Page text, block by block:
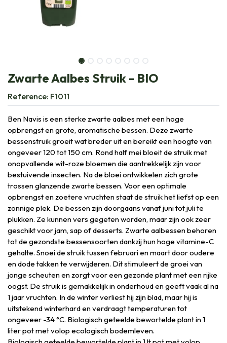
Zwarte Aalbes Struik - BIO
Reference: F1011
Ben Navis is een sterke zwarte aalbes met een hoge
opbrengst en grote, aromatische bessen. Deze zwarte
bessenstruik groeit wat breder uit en bereikt een hoogte van
ongeveer 120 tot 150 cm. Rond half mei bloeit de struik met
onopvallende wit-roze bloemen die aantrekkelijk zijn voor
bestuivende insecten. Na de bloei ontwikkelen zich grote
trossen glanzende zwarte bessen. Voor een optimale
opbrengst en zoetere vruchten staat de struik het liefst op een
zonnige plek. De bessen zijn doorgaans vanaf juni tot juli te
plukken. Ze kunnen vers gegeten worden, maar zijn ook zeer
geschikt voor jam, sap of desserts. Zwarte aalbessen behoren
tot de gezondste bessensoorten dankzij hun hoge vitamine-C
gehalte. Snoei de struik tussen februari en maart door oudere
en dode takken te verwijderen. Dit stimuleert de groei van
jonge scheuten en zorgt voor een gezonde plant met een rijke
oogst. De struik is gemakkelijk in onderhoud en geeft vaak al na
1 jaar vruchten. In de winter verliest hij zijn blad, maar hij is
uitstekend winterhard en verdraagt temperaturen tot
ongeveer -34 °C. Biologisch geteelde bewortelde plant in 1
liter pot met volop ecologisch bodemleven.